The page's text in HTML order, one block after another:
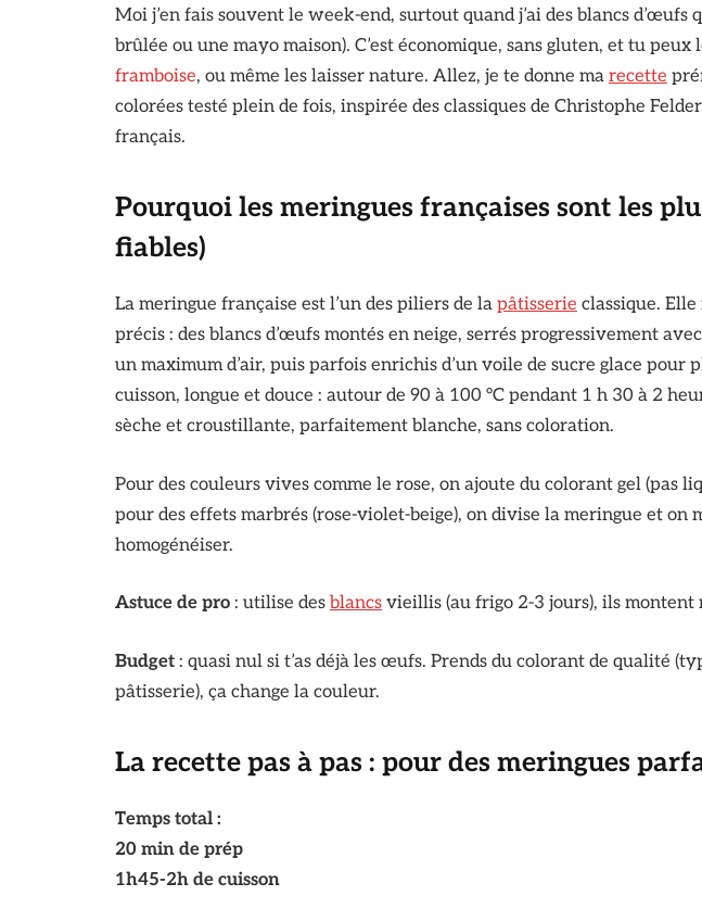
Moi j’en fais souvent le week-end, surtout quand j’ai des blancs d’œufs
brûlée ou une mayo maison). C’est économique, sans gluten, et tu peux
framboise, ou même les laisser nature. Allez, je te donne ma recette
colorées testé plein de fois, inspirée des classiques de Christophe
français.
Pourquoi les meringues françaises sont les
fiables)
La meringue française est l’un des piliers de la pâtisserie classique.
précis : des blancs d’œufs montés en neige, serrés progressivement
un maximum d’air, puis parfois enrichis d’un voile de sucre glace pour
cuisson, longue et douce : autour de 90 à 100 °C pendant 1 h 30 à 2
sèche et croustillante, parfaitement blanche, sans coloration.
Pour des couleurs vives comme le rose, on ajoute du colorant gel (pas
pour des effets marbrés (rose-violet-beige), on divise la meringue et on
homogénéiser.
Astuce de pro: utilise des blancsvieillis (au frigo 2-3 jours), ils
Budget: quasi nul si t’as déjà les œufs. Prends du colorant de qualité
pâtisserie), ça change la couleur.
La recette pas à pas : pour des meringues
Temps total :
20 min de prép
1h45-2h de cuisson